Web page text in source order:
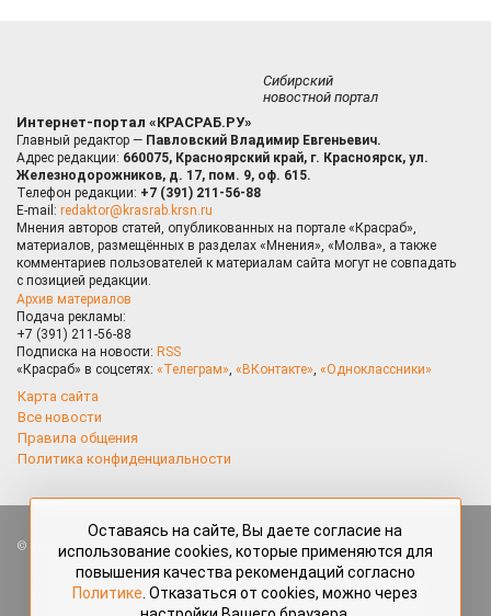
Сибирский
новостной портал
Интернет-портал «КРАСРАБ.РУ»
Главный редактор — Павловский Владимир Евгеньевич.
Адрес редакции: 660075, Красноярский край, г. Красноярск, ул.
Железнодорожников, д. 17, пом. 9, оф. 615.
Телефон редакции: +7 (391) 211-56-88
E-mail: redaktor@krasrab.krsn.ru
Мнения авторов статей, опубликованных на портале «Красраб»,
материалов, размещённых в разделах «Мнения», «Молва», а также
комментариев пользователей к материалам сайта могут не совпадать
с позицией редакции.
Архив материалов
Подача рекламы:
+7 (391) 211-56-88
Подписка на новости: RSS
«Красраб» в соцсетях: «Телеграм», «ВКонтакте», «Одноклассники»
Карта сайта
Все новости
Правила общения
Политика конфиденциальности
Все права защищены. Любые материалы, размещённые на портале
«Красраб.ру» сотрудниками редакции, нештатными авторами
и читателями, являются объектами авторского права. Полное или
частичное использование материалов, размещённых на портале
«Красраб.ру», допускается только с письменного согласия редакции
Оставаясь на сайте, Вы даете согласие на
использование cookies, которые применяются для
повышения качества рекомендаций согласно
Политике . Отказаться от cookies, можно через